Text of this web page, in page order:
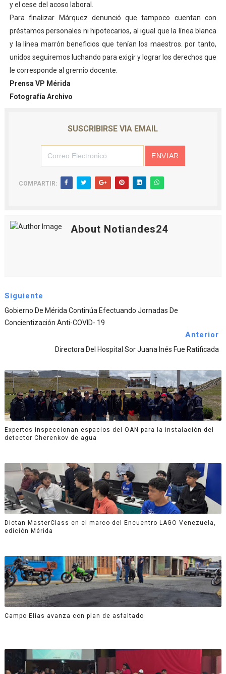
y el cese del acoso laboral.
Para finalizar Márquez denunció que tampoco cuentan con
préstamos personales ni hipotecarios, al igual que la línea blanca
y la línea marrón beneficios que tenían los maestros. por tanto,
unidos seguiremos luchando para exigir y lograr los derechos que
le corresponde al gremio docente.
Prensa VP Mérida
Fotografía Archivo
SUSCRIBIRSE VIA EMAIL
COMPARTIR:
About Notiandes24
Siguiente
Gobierno De Mérida Continúa Efectuando Jornadas De
Concientización Anti-COVID- 19
Anterior
Directora Del Hospital Sor Juana Inés Fue Ratificada
Expertos inspeccionan espacios del OAN para la instalación del
detector Cherenkov de agua
Dictan MasterClass en el marco del Encuentro LAGO Venezuela,
edición Mérida
Campo Elías avanza con plan de asfaltado